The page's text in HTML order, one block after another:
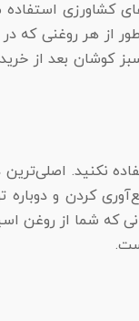
بعد از خرید
نکنید.
کردن و دوباره
که شما از روغن